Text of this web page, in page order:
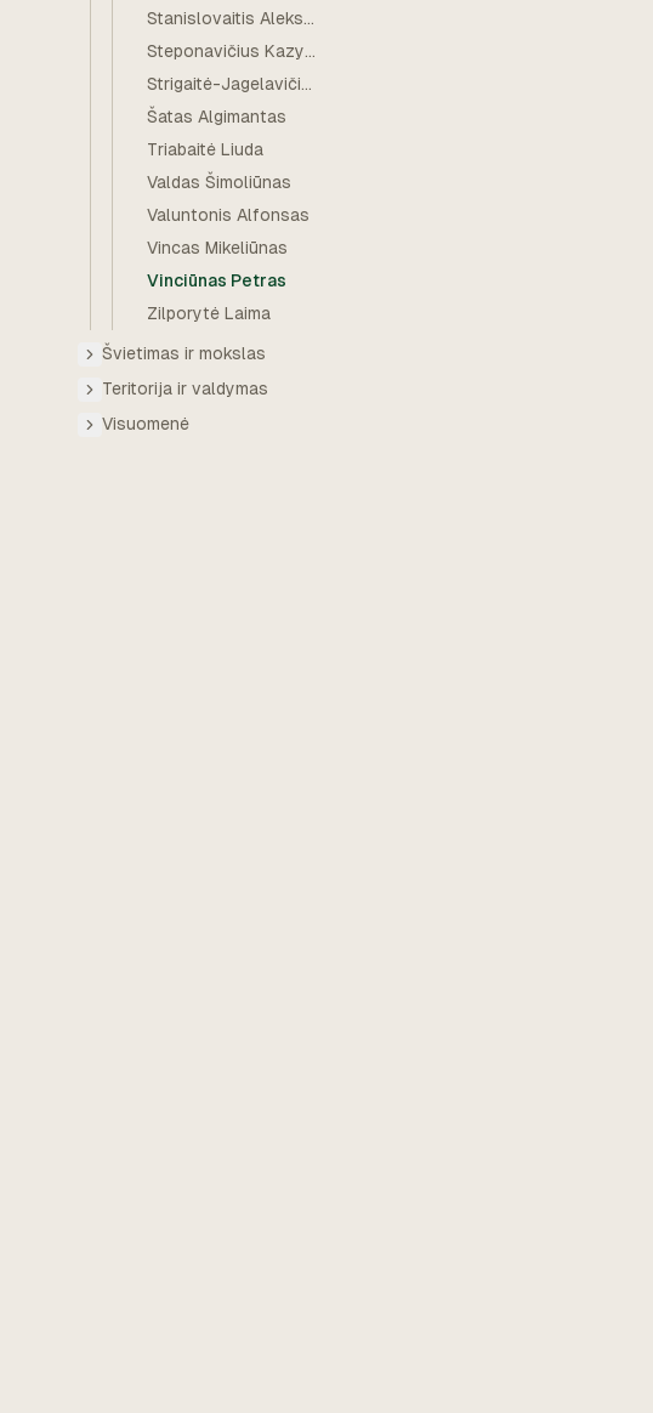
Stanislovaitis Aleksas
Steponavičius Kazys Vladas
Strigaitė-Jagelavičienė Genovaitė Ona
Šatas Algimantas
Triabaitė Liuda
Valdas Šimoliūnas
Valuntonis Alfonsas
Vincas Mikeliūnas
Vinciūnas Petras
Zilporytė Laima
Švietimas ir mokslas
Teritorija ir valdymas
Visuomenė